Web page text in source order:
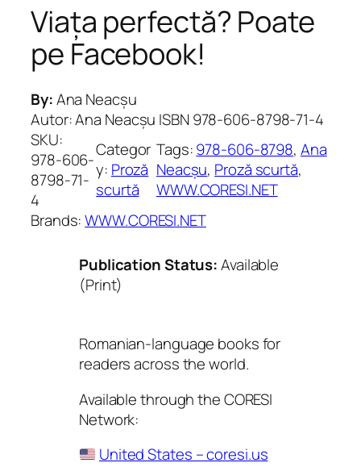
Viața perfectă? Poate
pe Facebook!
By:Ana Neacșu
Autor: Ana Neacșu ISBN 978-606-8798-71-4
SKU:
978-606-
8798-71-
4
Categor
y: Proză
scurtă
Tags:978-606-8798, Ana
Neacșu, Proză scurtă
WWW.CORESI.NET
Brands:WWW.CORESI.NET
Publication Status:Available
(Print)
Romanian-language books for
readers across the world.
Available through the CORESI
Network:
United States – coresi.us